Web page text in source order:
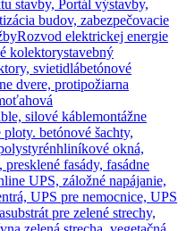
stavby, Portál výstavby,
budov, zabezpečovacie
Rozvod elektrickej energie
kolektorystavebný
svietidlábetónové
dvere, protipožiarna
silové káblemontážne
ploty. betónové šachty,
hliníkové okná,
fasády, fasádne
UPS, záložné napájanie,
UPS pre nemocnice, UPS
substrát pre zelené strechy,